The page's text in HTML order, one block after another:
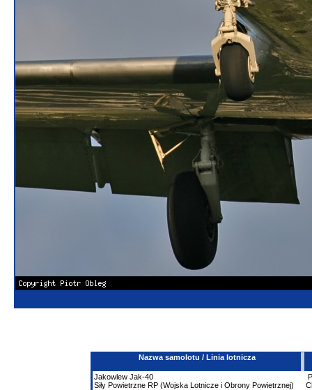
Nazwa samolotu / Linia lotnicza
Jakowlew Jak-40
Siły Powietrzne RP (Wojska Lotnicze i Obrony Powietrznej)